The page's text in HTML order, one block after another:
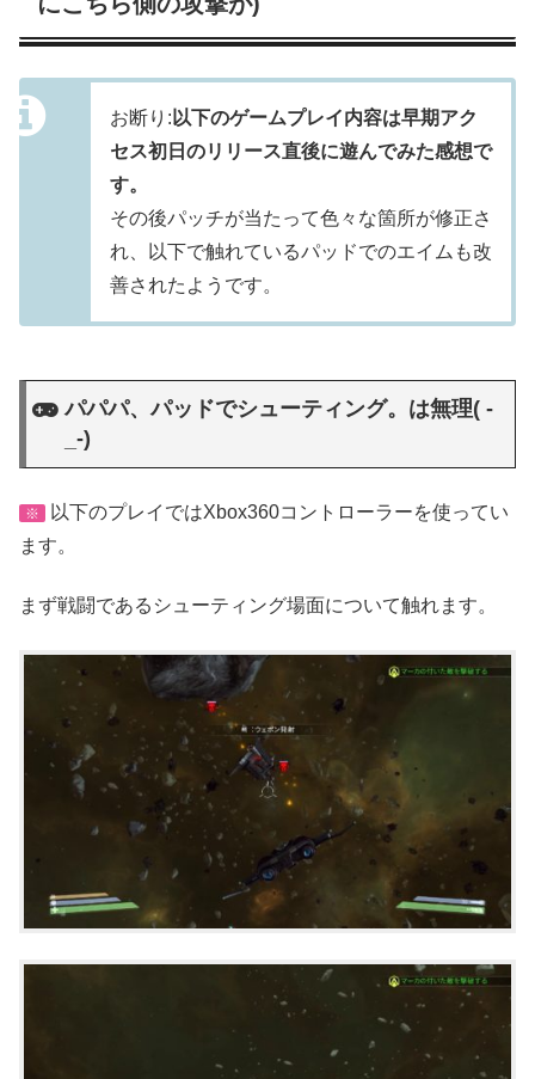
お断り:以下のゲームプレイ内容は早期アク
セス初日のリリース直後に遊んでみた感想で
す。
その後パッチが当たって色々な箇所が修正さ
れ、以下で触れているパッドでのエイムも改
善されたようです。
パパパ、パッドでシューティング。は無理( -
_-)
※
以下のプレイではXbox360コントローラーを使ってい
ます。
まず戦闘であるシューティング場面について触れます。